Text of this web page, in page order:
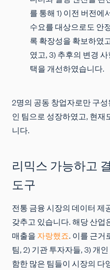
를 통해 1) 이전 버전에
수요를 대상으로도 안
록 확장성을 확보하였
였고, 3) 추후의 변경
택을 개선하였습니다.
2명의 공동 창업자로만 구
인 팀으로 성장하였고, 현재
니다.
리믹스 가능하고
도구
전통 금융 시장의 데이터 제
갖추고 있습니다. 해당 산업
매출을자랑했죠. 이를 근거
팀, 2) 기관 투자자들, 3) 개
함한 많은 팀들이 시장의 다